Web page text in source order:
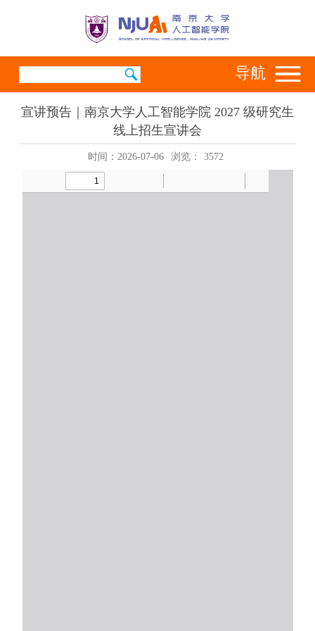
导航
宣讲预告｜南京大学人工智能学院 2027 级研究生
线上招生宣讲会
时间：2026-07-06 浏览： 3572